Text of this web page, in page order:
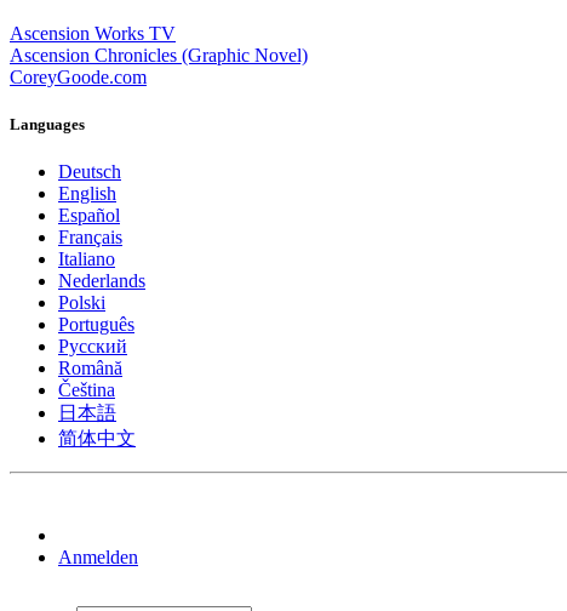
Ascension Works TV
Ascension Chronicles (Graphic Novel)
CoreyGoode.com
Languages
Deutsch
English
Español
Français
Italiano
Nederlands
Polski
Português
Pусский
Română
Čeština
日本語
简体中文
Anmelden